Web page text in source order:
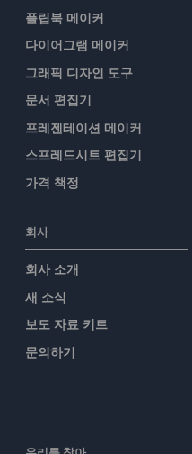
플립북 메이커
다이어그램 메이커
그래픽 디자인 도구
문서 편집기
프레젠테이션 메이커
스프레드시트 편집기
가격 책정
회사
회사 소개
새 소식
보도 자료 키트
문의하기